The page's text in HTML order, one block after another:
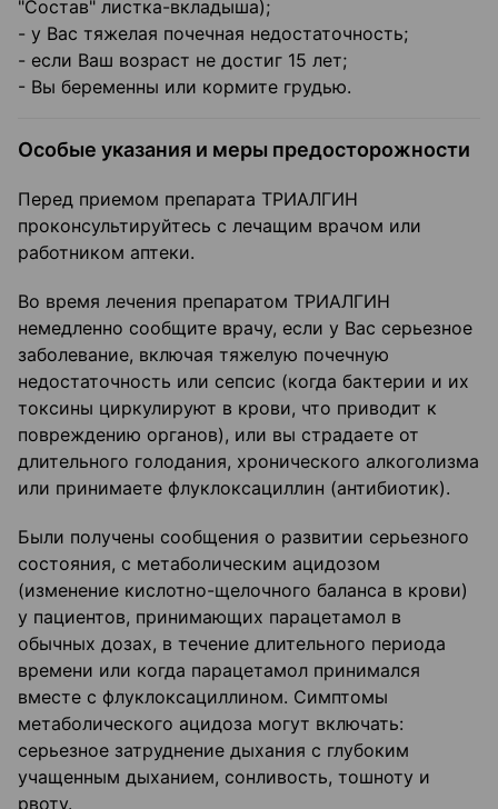
"Состав" листка-вкладыша);
- у Вас тяжелая почечная недостаточность;
- если Ваш возраст не достиг 15 лет;
- Вы беременны или кормите грудью.
Особые указания и меры предосторожности
Перед приемом препарата ТРИАЛГИН
проконсультируйтесь с лечащим врачом или
работником аптеки.
Во время лечения препаратом ТРИАЛГИН
немедленно сообщите врачу, если у Вас серьезное
заболевание, включая тяжелую почечную
недостаточность или сепсис (когда бактерии и их
токсины циркулируют в крови, что приводит к
повреждению органов), или вы страдаете от
длительного голодания, хронического алкоголизма
или принимаете флуклоксациллин (антибиотик).
Были получены сообщения о развитии серьезного
состояния, с метаболическим ацидозом
(изменение кислотно-щелочного баланса в крови)
у пациентов, принимающих парацетамол в
обычных дозах, в течение длительного периода
времени или когда парацетамол принимался
вместе с флуклоксациллином. Симптомы
метаболического ацидоза могут включать:
серьезное затруднение дыхания с глубоким
учащенным дыханием, сонливость, тошноту и
рвоту.